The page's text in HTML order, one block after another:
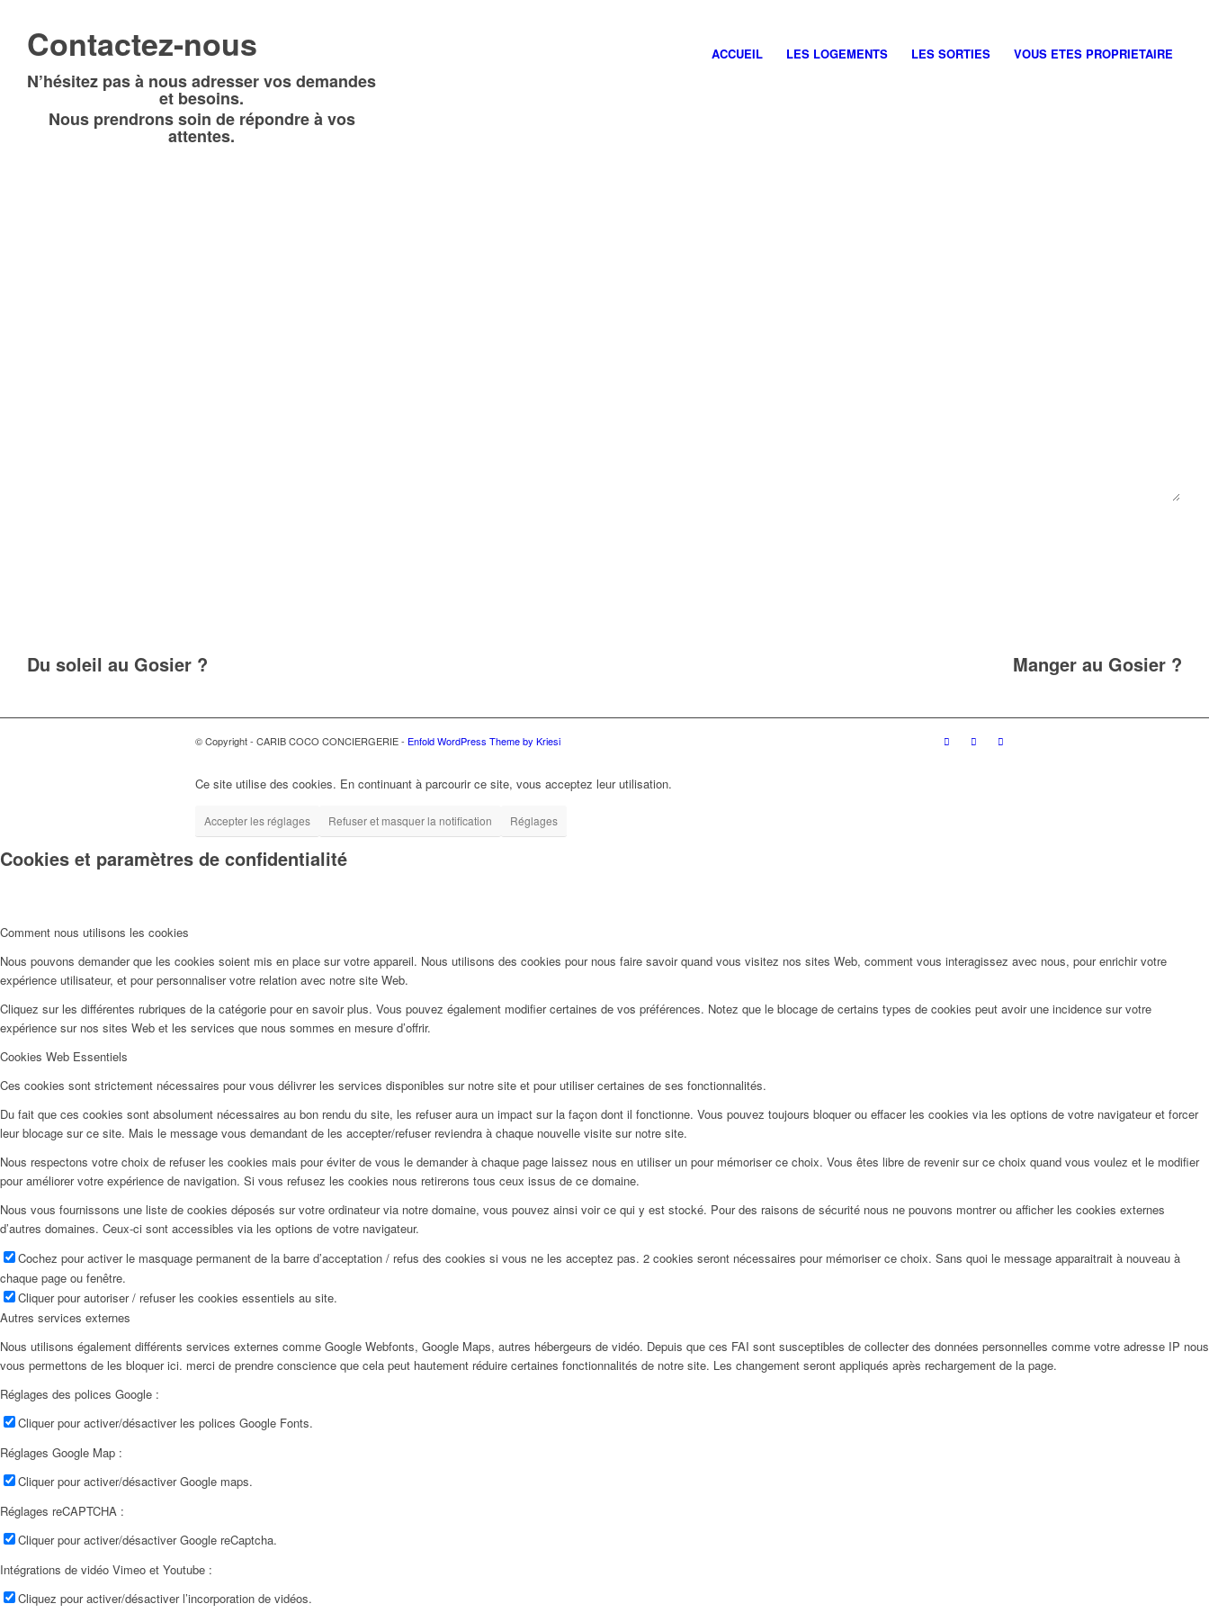
ACCUEIL LES LOGEMENTS LES SORTIES VOUS ETES PROPRIETAIRE
Contactez-nous
N’hésitez pas à nous adresser vos demandes
et besoins.
Nous prendrons soin de répondre à vos
attentes.
Du soleil au Gosier ? Manger au Gosier ?
© Copyright - CARIB COCO CONCIERGERIE - Enfold WordPress Theme by Kriesi
Ce site utilise des cookies. En continuant à parcourir ce site, vous acceptez leur utilisation.
Accepter les réglages Refuser et masquer la notification Réglages
Cookies et paramètres de confidentialité
Comment nous utilisons les cookies
Nous pouvons demander que les cookies soient mis en place sur votre appareil. Nous utilisons des cookies pour nous faire savoir quand vous visitez nos sites Web, comment vous interagissez avec nous, pour enrichir votre
expérience utilisateur, et pour personnaliser votre relation avec notre site Web.
Cliquez sur les différentes rubriques de la catégorie pour en savoir plus. Vous pouvez également modifier certaines de vos préférences. Notez que le blocage de certains types de cookies peut avoir une incidence sur votre
expérience sur nos sites Web et les services que nous sommes en mesure d’offrir.
Cookies Web Essentiels
Ces cookies sont strictement nécessaires pour vous délivrer les services disponibles sur notre site et pour utiliser certaines de ses fonctionnalités.
Du fait que ces cookies sont absolument nécessaires au bon rendu du site, les refuser aura un impact sur la façon dont il fonctionne. Vous pouvez toujours bloquer ou effacer les cookies via les options de votre navigateur et forcer
leur blocage sur ce site. Mais le message vous demandant de les accepter/refuser reviendra à chaque nouvelle visite sur notre site.
Nous respectons votre choix de refuser les cookies mais pour éviter de vous le demander à chaque page laissez nous en utiliser un pour mémoriser ce choix. Vous êtes libre de revenir sur ce choix quand vous voulez et le modifier
pour améliorer votre expérience de navigation. Si vous refusez les cookies nous retirerons tous ceux issus de ce domaine.
Nous vous fournissons une liste de cookies déposés sur votre ordinateur via notre domaine, vous pouvez ainsi voir ce qui y est stocké. Pour des raisons de sécurité nous ne pouvons montrer ou afficher les cookies externes
d’autres domaines. Ceux-ci sont accessibles via les options de votre navigateur.
Cochez pour activer le masquage permanent de la barre d’acceptation / refus des cookies si vous ne les acceptez pas. 2 cookies seront nécessaires pour mémoriser ce choix. Sans quoi le message apparaitrait à nouveau à
chaque page ou fenêtre.
Cliquer pour autoriser / refuser les cookies essentiels au site.
Autres services externes
Nous utilisons également différents services externes comme Google Webfonts, Google Maps, autres hébergeurs de vidéo. Depuis que ces FAI sont susceptibles de collecter des données personnelles comme votre adresse IP nous
vous permettons de les bloquer ici. merci de prendre conscience que cela peut hautement réduire certaines fonctionnalités de notre site. Les changement seront appliqués après rechargement de la page.
Réglages des polices Google :
Cliquer pour activer/désactiver les polices Google Fonts.
Réglages Google Map :
Cliquer pour activer/désactiver Google maps.
Réglages reCAPTCHA :
Cliquer pour activer/désactiver Google reCaptcha.
Intégrations de vidéo Vimeo et Youtube :
Cliquez pour activer/désactiver l’incorporation de vidéos.